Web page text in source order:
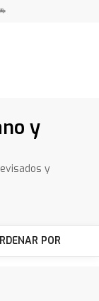
y
y
POR